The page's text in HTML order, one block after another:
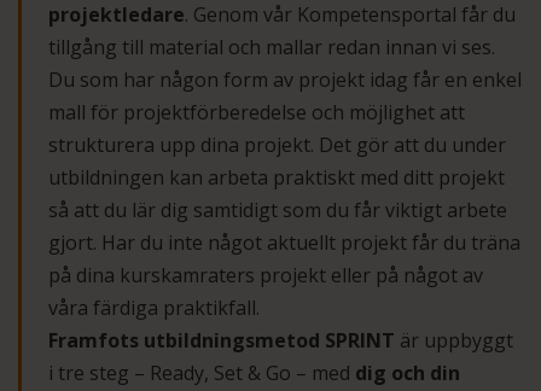
projektledare. Genom vår Kompetensportal får du
tillgång till material och mallar redan innan vi ses.
Du som har någon form av projekt idag får en enkel
mall för projektförberedelse och möjlighet att
strukturera upp dina projekt. Det gör att du under
utbildningen kan arbeta praktiskt med ditt projekt
så att du lär dig samtidigt som du får viktigt arbete
gjort. Har du inte något aktuellt projekt får du träna
på dina kurskamraters projekt eller på något av
våra färdiga praktikfall.
Framfots utbildningsmetod SPRINT är uppbyggt
i tre steg – Ready, Set & Go – med dig och din